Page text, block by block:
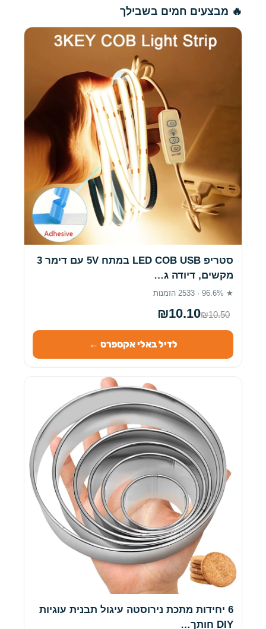
🔥 מבצעים חמים בשבילך
סטריפ LED COB USB במתח 5V עם דימר 3
מקשים, דיודה ג…
★ 96.6% · 2533 הזמנות
₪10.10₪10.50
לדיל באלי אקספרס ←
6 יחידות מתכת נירוסטה עיגול תבנית עוגיות
DIY חותך…